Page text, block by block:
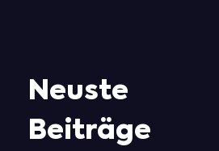
Neuste
Beiträge